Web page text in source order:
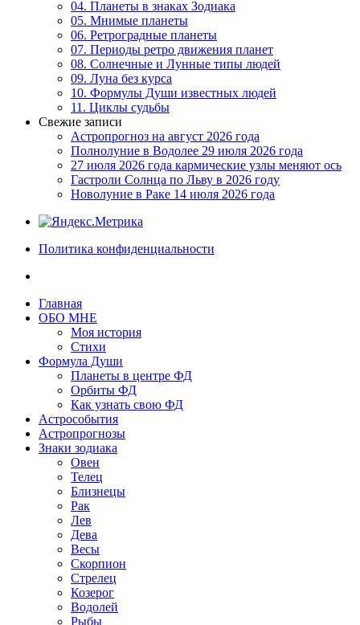
04. Планеты в знаках Зодиака
05. Мнимые планеты
06. Ретроградные планеты
07. Периоды ретро движения планет
08. Солнечные и Лунные типы людей
09. Луна без курса
10. Формулы Души известных людей
11. Циклы судьбы
Свежие записи
Астропрогноз на август 2026 года
Полнолуние в Водолее 29 июля 2026 года
27 июля 2026 года кармические узлы меняют ось
Гастроли Солнца по Льву в 2026 году
Новолуние в Раке 14 июля 2026 года
Политика конфиденциальности
Главная
ОБО МНЕ
Моя история
Стихи
Формула Души
Планеты в центре ФД
Орбиты ФД
Как узнать свою ФД
Астрособытия
Астропрогнозы
Знаки зодиака
Овен
Телец
Близнецы
Рак
Лев
Дева
Весы
Скорпион
Стрелец
Козерог
Водолей
Рыбы